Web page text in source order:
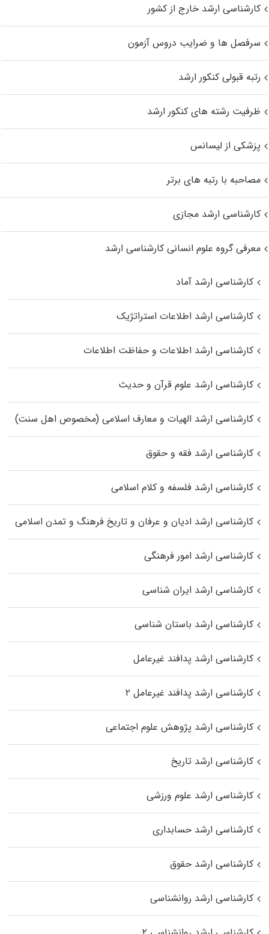
کارشناسی ارشد خارج از کشور
سرفصل ها و ضرایب دروس آزمون
رتبه قبولی کنکور ارشد
ظرفیت رشته های کنکور ارشد
پزشکی از لیسانس
مصاحبه با رتبه های برتر
کارشناسی ارشد مجازی
معرفی گروه علوم انسانی کارشناسی ارشد
کارشناسی ارشد آماد
کارشناسی ارشد اطلاعات استراتژیک
کارشناسی ارشد اطلاعات و حفاظت اطلاعات
کارشناسی ارشد علوم قرآن و حدیث
کارشناسی ارشد الهیات و معارف اسلامی (مخصوص اهل سنت)
کارشناسی ارشد فقه و حقوق
کارشناسی ارشد فلسفه و کلام اسلامی
کارشناسی ارشد ادیان و عرفان و تاریخ فرهنگ و تمدن اسلامی
کارشناسی ارشد امور فرهنگی
کارشناسی ارشد ایران شناسی
کارشناسی ارشد باستان شناسی
کارشناسی ارشد پدافند غیرعامل
کارشناسی ارشد پدافند غیرعامل ۲
کارشناسی ارشد پژوهش علوم اجتماعی
کارشناسی ارشد تاریخ
کارشناسی ارشد علوم ورزشی
کارشناسی ارشد حسابداری
کارشناسی ارشد حقوق
کارشناسی ارشد روانشناسی